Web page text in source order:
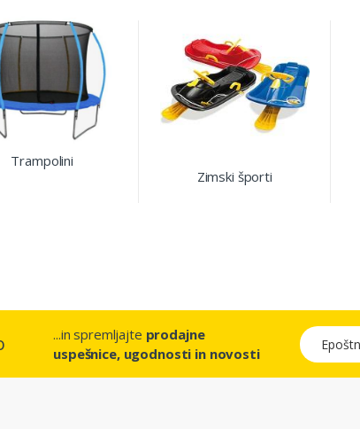
Trampolini
Zimski športi
...in spremljajte prodajne
uspešnice, ugodnosti in novosti
Epoštni